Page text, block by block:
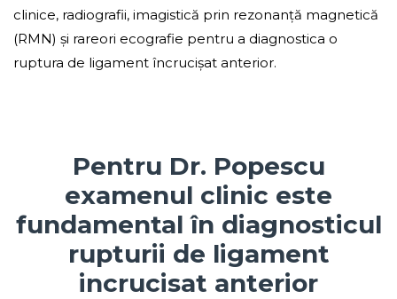
clinice, radiografii, imagistică prin rezonanță magnetică
(RMN) și rareori ecografie pentru a diagnostica o
ruptura de ligament încrucișat anterior.
Pentru Dr. Popescu
examenul clinic este
fundamental în diagnosticul
rupturii de ligament
incrucisat anterior